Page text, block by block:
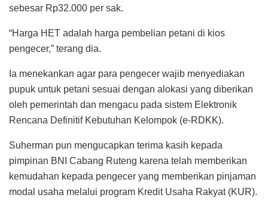
sebesar Rp32.000 per sak.
“Harga HET adalah harga pembelian petani di kios
pengecer,” terang dia.
Ia menekankan agar para pengecer wajib menyediakan
pupuk untuk petani sesuai dengan alokasi yang diberikan
oleh pemerintah dan mengacu pada sistem Elektronik
Rencana Definitif Kebutuhan Kelompok (e-RDKK).
Suherman pun mengucapkan terima kasih kepada
pimpinan BNI Cabang Ruteng karena telah memberikan
kemudahan kepada pengecer yang memberikan pinjaman
modal usaha melalui program Kredit Usaha Rakyat (KUR).